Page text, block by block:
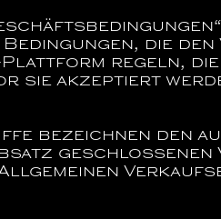
Bedingungen, die
Plattform regeln,
sie akzeptiert
bezeichnen den
geschlossenen